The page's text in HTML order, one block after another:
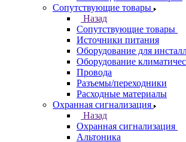
Сопутствующие товары
Назад
Сопутствующие товары
Источники питания
Оборудование для
Оборудование
Провода
Разъемы/переходники
Расходные материалы
Охранная сигнализация
Назад
Охранная сигнализация
Альтоника